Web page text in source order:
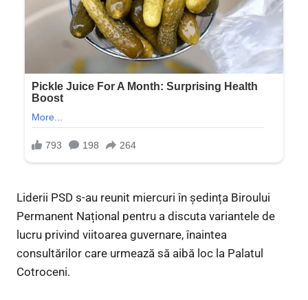
Liderii PSD s-au reunit miercuri în ședința Biroului
Permanent Național pentru a discuta variantele de
lucru privind viitoarea guvernare, înaintea
consultărilor care urmează să aibă loc la Palatul
Cotroceni.